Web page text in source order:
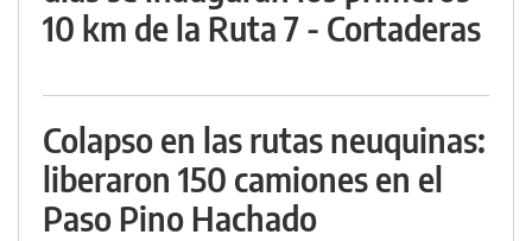
10 km de la Ruta 7 - Cortaderas
Colapso en las rutas neuquinas:
liberaron 150 camiones en el
Paso Pino Hachado